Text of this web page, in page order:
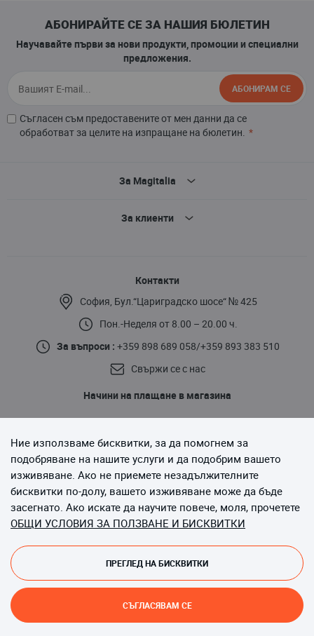
АБОНИРАЙТЕ СЕ ЗА НАШИЯ БЮЛЕТИН
Научавайте първи за нови продукти, промоции и специални
предложения.
Съгласен съм предоставените от мен данни да се
обработват за целите на изпращане на бюлетин.
АБОНИРАМ СЕ
За Magitalia
За клиенти
Контакти
София, Бул.“Цариградско шосе“ № 425
Пон.-Неделя от 8.00 – 20.00 ч.
За въпроси : +359 898 689 058/+359 893 383 510
Свържи се с нас
Начини на плащане в магазина
Copyright © 2013-до момента Magento, Inc. Всички права
Онлайн магазин от
Ние използваме бисквитки, за да помогнем за
подобряване на нашите услуги и да подобрим вашето
изживяване. Ако не приемете незадължителните
бисквитки по-долу, вашето изживяване може да бъде
засегнато. Ако искате да научите повече, моля, прочетете
ОБЩИ УСЛОВИЯ ЗА ПОЛЗВАНЕ И БИСКВИТКИ
СЪГЛАСЯВАМ СЕ
ПРЕГЛЕД НА БИСКВИТКИ